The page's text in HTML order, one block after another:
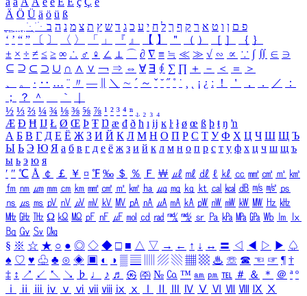
Ä Ö Ü ä ö ü ß
ִֶֹ ֻּ ׁׂ פ ם ן ו ט א ר ק ף ך ל ח י ע כ ג ד ש ץ ת צ מ נ ה ב
‘ ’ “ ” 〔 〕 〈 〉 「 」 『 』 【 】 ＂ （ ） ［ ］ ｛ ｝
± × ÷ ≠ ≤ ≥ ∞ ∴ ♂ ♀ ∠ ⊥ ⌒ ∂ ∇ ≡ ≒ ≪ ≫ √ ∽ ∝ ∵ ∫ ∬ ∈ ∋
⊆ ⊇ ⊂ ⊃ ∪ ∩ ∧ ∨ ￢ ⇒ ⇔ ∀ ∃ ∮ ∑ ∏ ＋ － ＜ ＝
＞
、
。 · ‥ … ¨ 〃 ― ＼ ∼ ´ ～ ˇ ˘ ˝ ˚ ˙ ¸ ¡ ¿ ː ！ ＇ ， ． ／
：
；
？ ＾ ｀
½ ⅓ ⅔ ¼ ¾ ⅛ ⅜ ⅝ ⅞ ¹ ² ³ ⁴ ⁿ ₁ ₂ ₃ ₄
Æ Ð Ħ Ĳ Ł Ø Œ Þ Ŧ Ŋ æ đ ð ħ ı ĳ ĸ ŀ ł ø œ ß þ ŧ ŋ ŉ
А Б В Г Д Е Ё Ж З И Й К Л М Н О П Р С Т У Ф Х Ц Ч Ш Щ Ъ
Ы Ь Э Ю Я а б в г д е ё ж з и й к л м н о п р с т у ф х ц ч ш щ ъ
ы ь э ю я
′ ″ ℃ Å ￠ ￡ ￥ ¤ ℉ ‰ ＄ ％ Ｆ ￦ ㎕ ㎖ ㎗ ℓ ㎘ ㏄ ㎣ ㎤ ㎥ ㎦
㎙ ㎚ ㎛ ㎜ ㎝ ㎞ ㎟ ㎠ ㎡ ㎢ ㏊ ㎍ ㎎ ㎏ ㏏ ㎈ ㎉ ㏈ ㎧ ㎨ ㎰
㎱ ㎲ ㎳ ㎴ ㎵ ㎶ ㎷ ㎸ ㎹ ㎀ ㎁ ㎂ ㎃ ㎄ ㎺ ㎻ ㎽ ㎾ ㎿ ㎐ ㎑
㎒ ㎓ ㎔ Ω ㏀ ㏁ ㎊ ㎋ ㎌ ㏖ ㏅ ㎭ ㎮ ㎯ ㏛ ㎩ ㎪ ㎫ ㎬ ㏝ ㏐
㏓
㏃ ㏉ ㏜ ㏆
§ ※ ☆ ★ ○ ● ◎ ◇ ◆ □ ■ △ ▽ → ← ↑ ↓ ↔ 〓 ◁ ◀ ▷ ▶ ♤
♠ ♡ ♥ ♧ ♣ ⊙ ◈ ▣ ◐ ◑ ▒ ▤ ▨ ▧ ▦ ▩ ♨ ☏ ☎ ☜ ☞ ¶ †
‡ ↕ ↗ ↙ ↖ ↘ ♭ ♩ ♪ ♬ ㉿ ㈜ № ㏇ ™ ㏂ ㏘ ℡ ＃ ＆ ＊ ＠ ª º
ⅰ
ⅱ ⅲ ⅳ ⅴ ⅵ ⅶ ⅷ ⅸ ⅹ Ⅳ Ⅴ Ⅵ Ⅶ Ⅷ Ⅸ Ⅹ